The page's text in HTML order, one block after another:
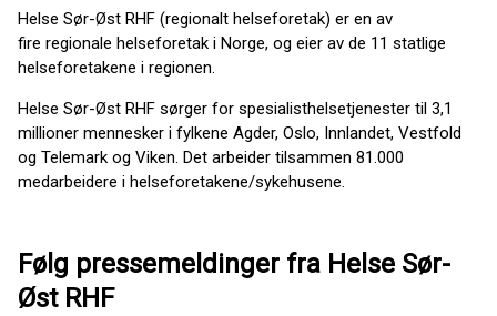
Helse Sør-Øst RHF (regionalt helseforetak) er en av
fire regionale helseforetak i Norge, og eier av de 11 statlige
helseforetakene i regionen.
Helse Sør-Øst RHF sørger for spesialisthelsetjenester til 3,1
millioner mennesker i fylkene Agder, Oslo, Innlandet, Vestfold
og Telemark og Viken. Det arbeider tilsammen 81.000
medarbeidere i helseforetakene/sykehusene.
Følg pressemeldinger fra Helse Sør-
Øst RHF